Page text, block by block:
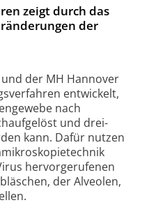
zeigt durch das
der
der MH Hannover
entwickelt,
nach
und drei­
kann. Dafür nutzen
hervor­gerufenen
der Alveolen,